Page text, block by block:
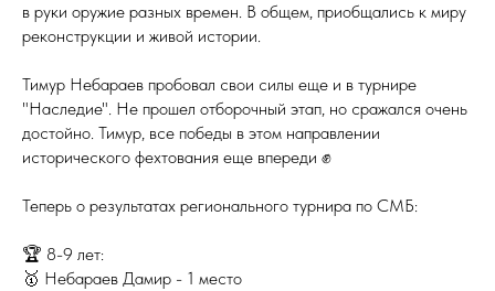
в руки оружие разных времен. В общем, приобщались к миру
реконструкции и живой истории.
Тимур Небараев пробовал свои силы еще и в турнире
"Наследие". Не прошел отборочный этап, но сражался очень
достойно. Тимур, все победы в этом направлении
исторического фехтования еще впереди ✊
Теперь о результатах регионального турнира по СМБ:
🏆 8-9 лет:
🥇 Небараев Дамир - 1 место